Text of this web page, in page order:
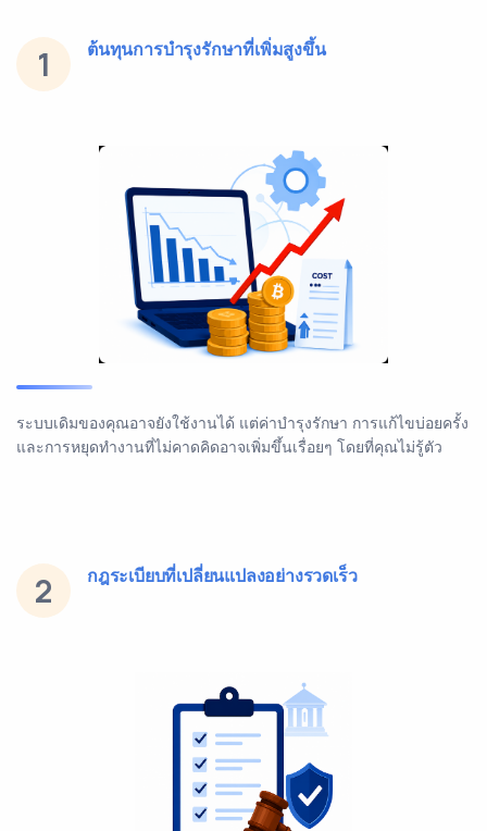
1 ต้นทุนการบำรุงรักษาที่เพิ่มสูงขึ้น
ระบบเดิมของคุณอาจยังใช้งานได้ แต่ค่าบำรุงรักษา การแก้ไขบ่อยครั้ง
และการหยุดทำงานที่ไม่คาดคิดอาจเพิ่มขึ้นเรื่อยๆ โดยที่คุณไม่รู้ตัว
2 กฎระเบียบที่เปลี่ยนแปลงอย่างรวดเร็ว